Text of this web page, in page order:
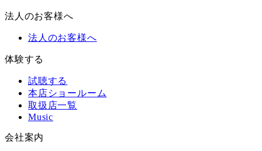
法人のお客様へ
法人のお客様へ
体験する
試聴する
本店ショールーム
取扱店一覧
Music
会社案内